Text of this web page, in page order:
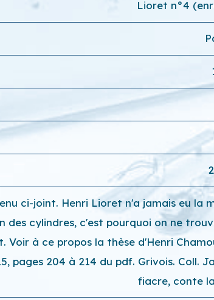
Lioret n°4
ci-joint. Henri Lioret n'a jamais eu la
des cylindres, c'est pourquoi on ne
Voir à ce propos la thèse d'Henri
pages 204 à 214 du pdf. Grivois. Coll.
fiacre, conte